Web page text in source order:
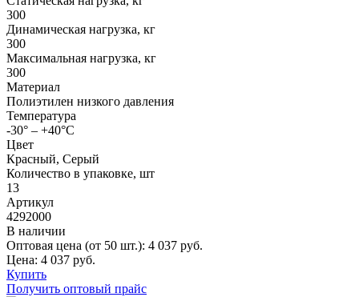
300
Динамическая нагрузка, кг
300
Максимальная нагрузка, кг
300
Материал
Полиэтилен низкого давления
Температура
-30° – +40°С
Цвет
Красный, Серый
Количество в упаковке, шт
13
Артикул
4292000
В наличии
Оптовая цена (от 50 шт.): 4 037 руб.
Цена: 4 037 руб.
Купить
Получить оптовый прайс